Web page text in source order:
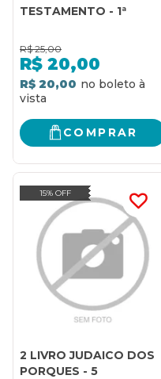
TESTAMENTO - 1ª
R$ 25,00
R$ 20,00
R$ 20,00
COMPRAR
15% OFF
2 LIVRO JUDAICO DOS
PORQUES - 5